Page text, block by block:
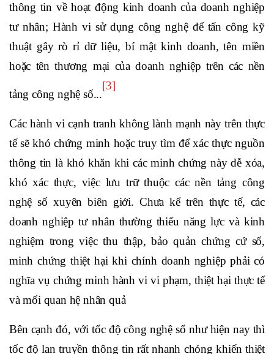
thông tin về hoạt động kinh doanh của doanh nghiệp
tư nhân; Hành vi sử dụng công nghệ để tấn công kỹ
thuật gây rò rỉ dữ liệu, bí mật kinh doanh, tên miền
hoặc tên thương mại của doanh nghiệp trên các nền
tảng công nghệ số...
[3]
Các hành vi cạnh tranh không lành mạnh này trên thực
tế sẽ khó chứng minh hoặc truy tìm để xác thực nguồn
thông tin là khó khăn khi các minh chứng này dễ xóa,
khó xác thực, việc lưu trữ thuộc các nền tảng công
nghệ số xuyên biên giới. Chưa kể trên thực tế, các
doanh nghiệp tư nhân thường thiếu năng lực và kinh
nghiệm trong việc thu thập, bảo quản chứng cứ số,
minh chứng thiệt hại khi chính doanh nghiệp phải có
nghĩa vụ chứng minh hành vi vi phạm, thiệt hại thực tế
và mối quan hệ nhân quả
Bên cạnh đó, với tốc độ công nghệ số như hiện nay thì
tốc độ lan truyền thông tin rất nhanh chóng khiến thiệt